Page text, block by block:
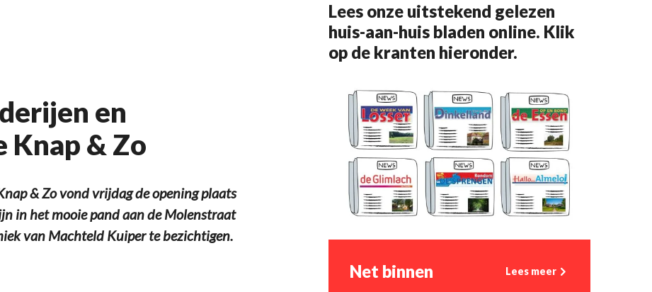
en
Knap & Zo
& Zo vond vrijdag de opening plaats
in het mooie pand aan de Molenstraat
van Machteld Kuiper te bezichtigen.
Lees onze uitstekend gelezen
huis-aan-huis bladen online. Klik
op de kranten hieronder.
Net binnen Lees meer